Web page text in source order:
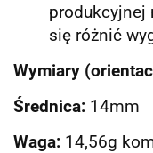
produkcyjnej
się różnić
Wymiary
Średnica: 14mm
Waga: 14,56g